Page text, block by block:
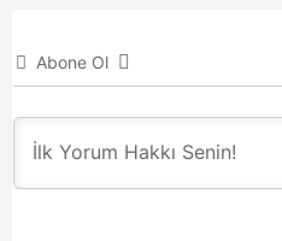
Abone Ol